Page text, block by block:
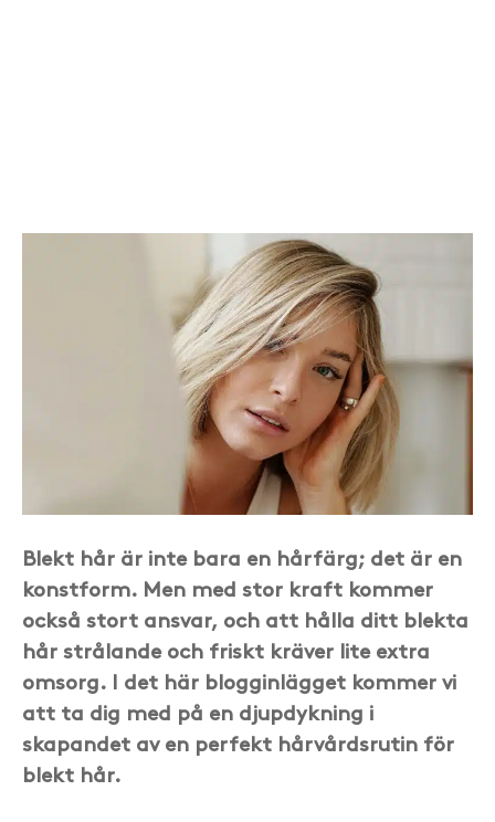
Blekt hår är inte bara en hårfärg; det är en
konstform. Men med stor kraft kommer
också stort ansvar, och att hålla ditt blekta
hår strålande och friskt kräver lite extra
omsorg. I det här blogginlägget kommer vi
att ta dig med på en djupdykning i
skapandet av en perfekt hårvårdsrutin för
blekt hår.